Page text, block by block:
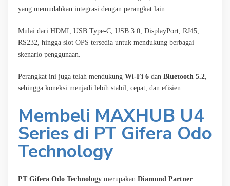
yang memudahkan integrasi dengan perangkat lain.
Mulai dari HDMI, USB Type-C, USB 3.0, DisplayPort, RJ45,
RS232, hingga slot OPS tersedia untuk mendukung berbagai
skenario penggunaan.
Perangkat ini juga telah mendukung Wi-Fi 6 dan Bluetooth 5.2
sehingga koneksi menjadi lebih stabil, cepat, dan efisien.
Membeli MAXHUB U4
Series di PT Gifera Odo
Technology
PT Gifera Odo Technology merupakan Diamond Partner